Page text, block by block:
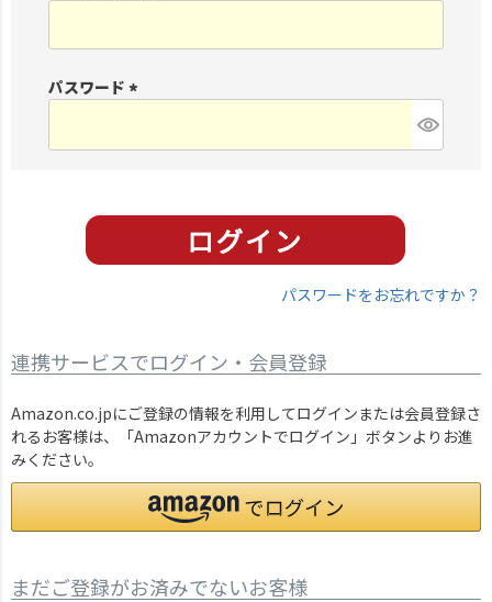
パスワード
パスワードをお忘れですか？
連携サービスでログイン・会員登録
Amazon.co.jpにご登録の情報を利用してログインまたは会員登録さ
れるお客様は、「Amazonアカウントでログイン」ボタンよりお進
みください。
まだご登録がお済みでないお客様